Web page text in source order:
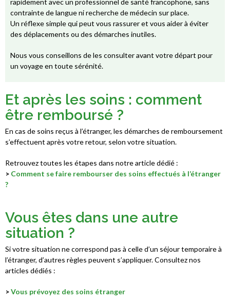
rapidement avec un professionnel de santé francophone, sans
contrainte de langue ni recherche de médecin sur place.
Un réflexe simple qui peut vous rassurer et vous aider à éviter
des déplacements ou des démarches inutiles.
Nous vous conseillons de les consulter avant votre départ pour
un voyage en toute sérénité.
Et après les soins : comment
être remboursé ?
En cas de soins reçus à l’étranger, les démarches de remboursement
s’effectuent après votre retour, selon votre situation.
Retrouvez toutes les étapes dans notre article dédié :
> Comment se faire rembourser des soins effectués à l’étranger
?
Vous êtes dans une autre
situation ?​
Si votre situation ne correspond pas à celle d’un séjour temporaire à
l’étranger, d’autres règles peuvent s’appliquer. Consultez nos
articles dédiés :
>Vous prévoyez des soins étranger